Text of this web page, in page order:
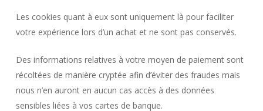
Les cookies quant à eux sont uniquement là pour faciliter
votre expérience lors d’un achat et ne sont pas conservés.
Des informations relatives à votre moyen de paiement sont
récoltées de manière cryptée afin d’éviter des fraudes mais
nous n’en auront en aucun cas accès à des données
sensibles liées à vos cartes de banque.